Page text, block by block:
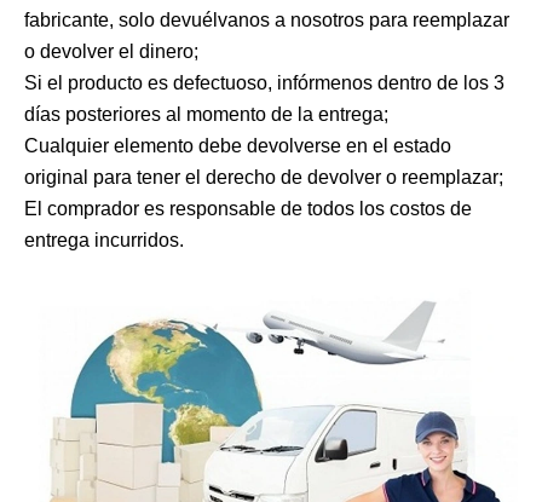
fabricante, solo devuélvanos a nosotros para reemplazar
o devolver el dinero;
Si el producto es defectuoso, infórmenos dentro de los 3
días posteriores al momento de la entrega;
Cualquier elemento debe devolverse en el estado
original para tener el derecho de devolver o reemplazar;
El comprador es responsable de todos los costos de
entrega incurridos.